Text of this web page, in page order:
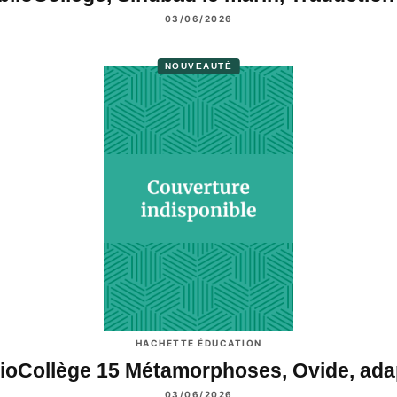
03/06/2026
NOUVEAUTÉ
HACHETTE ÉDUCATION
15 Métamorphoses, Ovide,
03/06/2026